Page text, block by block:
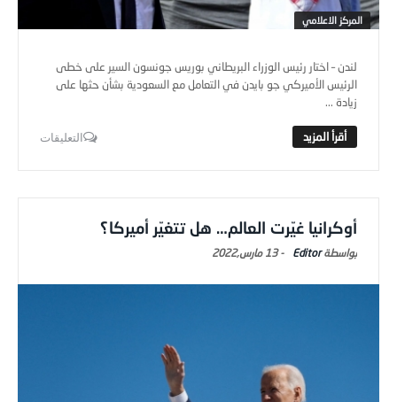
المركز الاعلامي
لندن – اختار رئيس الوزراء البريطاني بوريس جونسون السير على خطى
الرئيس الأميركي جو بايدن في التعامل مع السعودية بشأن حثها على
زيادة ...
التعليقات
أوكرانيا غيّرت العالم… هل تتغيّر أميركا؟
Editor
-13 مارس,2022